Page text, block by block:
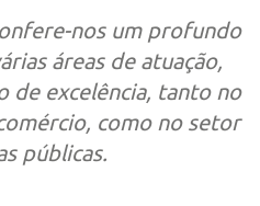
nos um profundo
áreas de atuação,
de excelência, tanto no
como no setor
públicas.